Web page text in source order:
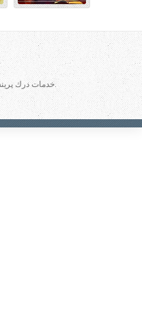
Copyright © 2026 خدمات درك پرينس.